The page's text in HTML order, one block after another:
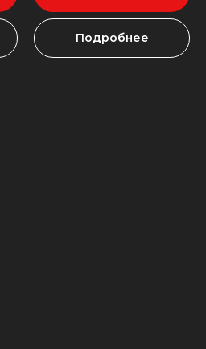
Подробнее